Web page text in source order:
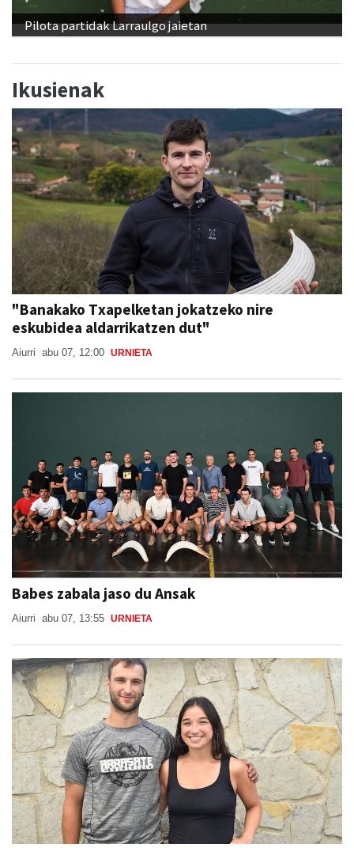
Pilota partidak Larraulgo jaietan
Ikusienak
"Banakako Txapelketan jokatzeko nire
eskubidea aldarrikatzen dut"
Aiurri abu 07, 12:00 URNIETA
Babes zabala jaso du Ansak
Aiurri abu 07, 13:55 URNIETA